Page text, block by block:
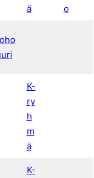
ä
o
K-
ry
h
m
ä
K-